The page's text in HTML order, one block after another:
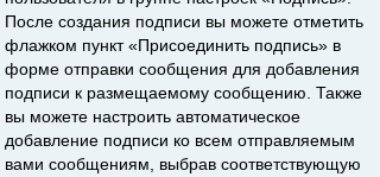
После создания подписи вы можете отметить
флажком пункт «Присоединить подпись» в
форме отправки сообщения для добавления
подписи к размещаемому сообщению. Также
вы можете настроить автоматическое
добавление подписи ко всем отправляемым
вами сообщениям, выбрав соответствующую